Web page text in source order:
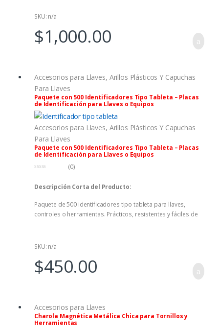
SKU: n/a
$1,000.00
Accesorios para Llaves, Arillos Plásticos Y Capuchas
Para Llaves
Paquete con 500 Identificadores Tipo Tableta – Placas
de Identificación para Llaves o Equipos
Accesorios para Llaves, Arillos Plásticos Y Capuchas
Para Llaves
Paquete con 500 Identificadores Tipo Tableta – Placas
de Identificación para Llaves o Equipos
u
a
e
5
(0)
Descripción Corta del Producto:
Paquete de 500 identificadores tipo tableta para llaves,
controles o herramientas. Prácticos, resistentes y fáciles de
usar.
SKU: n/a
$450.00
Accesorios para Llaves
Charola Magnética Metálica Chica para Tornillos y
Herramientas